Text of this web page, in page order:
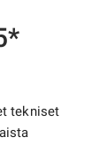
tekniset